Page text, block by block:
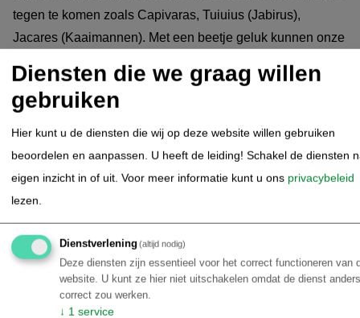
tegen te komen zoals Capivaras, Tuiuius (Jabirus),
Jacares (Kaaimannen). Met een beetje geluk kunnen onze
Terugkeer naar de lodge en diner.
19.08.2026UeSo - Jaguarsafari (dagexcursie)
- Hotel Porto Jofre
Deze dagtour is volledig gewijd aan het spotten van
Je staat rond 5:00 uur op. We serveren je koffie of thee.
Vervolgens reizen we naar Porto Jofre, het einde van de
Transpantaneira, over een ongeveer 107 km lange niet-
Diensten die we graag willen
gebruiken
Hier kunt u de diensten die wij op deze website willen gebruiken
beoordelen en aanpassen. U heeft de leiding! Schakel de diensten
eigen inzicht in of uit. Voor meer informatie kunt u ons privacybeleid
lezen.
Dienstverlening(altijd nodig)
Deze diensten zijn essentieel voor het correct functioneren van
website. U kunt ze hier niet uitschakelen omdat de dienst
correct zou werken.
↓ 1 service